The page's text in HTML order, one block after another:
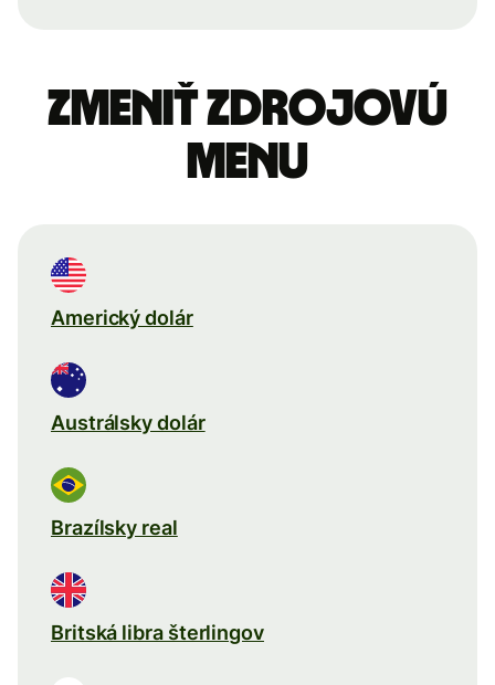
Zmeniť zdrojovú
menu
Americký dolár
Austrálsky dolár
Brazílsky real
Britská libra šterlingov